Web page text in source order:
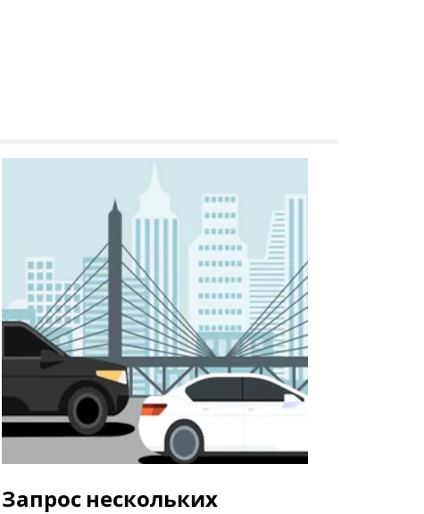
Запрос нескольких